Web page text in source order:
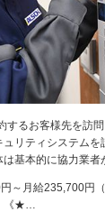
するお客様先を訪
ュリティシステムを
は基本的に協力業者
～月給235,700円
《★…